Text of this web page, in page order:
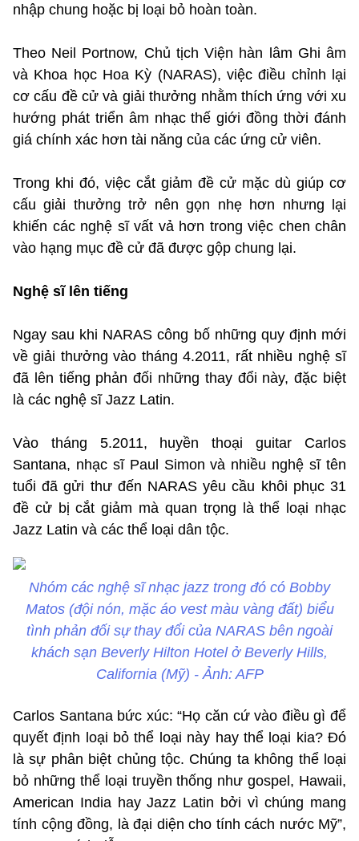
nhập chung hoặc bị loại bỏ hoàn toàn.
Theo Neil Portnow, Chủ tịch Viện hàn lâm Ghi âm
và Khoa học Hoa Kỳ (NARAS), việc điều chỉnh lại
cơ cấu đề cử và giải thưởng nhằm thích ứng với xu
hướng phát triển âm nhạc thế giới đồng thời đánh
giá chính xác hơn tài năng của các ứng cử viên.
Trong khi đó, việc cắt giảm đề cử mặc dù giúp cơ
cấu giải thưởng trở nên gọn nhẹ hơn nhưng lại
khiến các nghệ sĩ vất vả hơn trong việc chen chân
vào hạng mục đề cử đã được gộp chung lại.
Nghệ sĩ lên tiếng
Ngay sau khi NARAS công bố những quy định mới
về giải thưởng vào tháng 4.2011, rất nhiều nghệ sĩ
đã lên tiếng phản đối những thay đổi này, đặc biệt
là các nghệ sĩ Jazz Latin.
Vào tháng 5.2011, huyền thoại guitar Carlos
Santana, nhạc sĩ Paul Simon và nhiều nghệ sĩ tên
tuổi đã gửi thư đến NARAS yêu cầu khôi phục 31
đề cử bị cắt giảm mà quan trọng là thể loại nhạc
Jazz Latin và các thể loại dân tộc.
Nhóm các nghệ sĩ nhạc jazz trong đó có Bobby
Matos (đội nón, mặc áo vest màu vàng đất) biểu
tình phản đối sự thay đổi của NARAS bên ngoài
khách sạn Beverly Hilton Hotel ở Beverly Hills,
California (Mỹ) - Ảnh: AFP
Carlos Santana bức xúc: “Họ căn cứ vào điều gì để
quyết định loại bỏ thể loại này hay thể loại kia? Đó
là sự phân biệt chủng tộc. Chúng ta không thể loại
bỏ những thể loại truyền thống như gospel, Hawaii,
American India hay Jazz Latin bởi vì chúng mang
tính cộng đồng, là đại diện cho tính cách nước Mỹ”,